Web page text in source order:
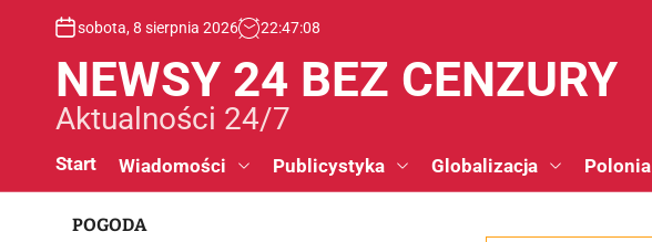
sobota, 8 sierpnia 2026 22:47:08
NEWSY 24 BEZ CENZURY
Aktualności 24/7
Start Wiadomości Publicystyka Globalizacja Polonia
POGODA